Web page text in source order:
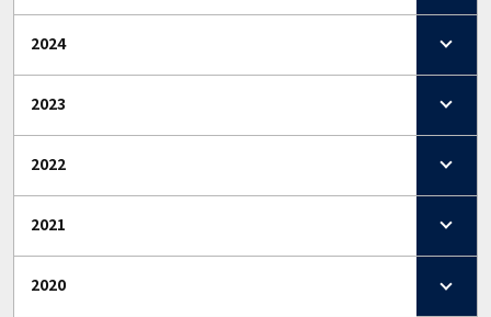
2024
2023
2022
2021
2020